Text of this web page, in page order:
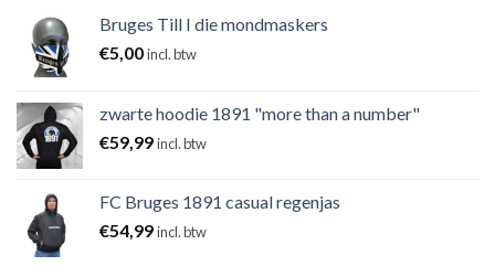
Bruges Till I die mondmaskers
€5,00incl. btw
zwarte hoodie 1891 "more than a number"
€59,99incl. btw
FC Bruges 1891 casual regenjas
€54,99incl. btw